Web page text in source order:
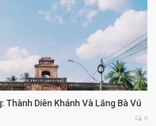
Thành Diên Khánh Và Lăng Bà Vú
0